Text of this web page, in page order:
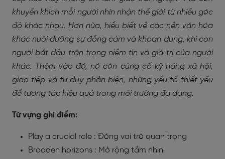
khuyến khích mỗi người nhìn nhận thế giới từ nhiều góc
độ khác nhau. Hơn nữa, hiểu biết về các nền văn hóa
khác nuôi dưỡng sự đồng cảm và khoan dung, khi con
người bắt đầu trân trọng niềm tin và giá trị của người
khác. Thêm vào đó, nó còn củng cố kỹ năng xã hội,
giao tiếp và tư duy phản biện, những yếu tố thiết yếu
để tương tác hiệu quả trong môi trường đa dạng.
Từ vựng ghi điểm:
Play a crucial role : Đóng vai trò quan trọng
Broaden horizons : Mở rộng tầm nhìn